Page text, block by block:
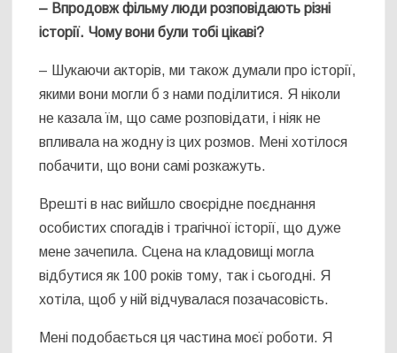
– Впродовж фільму люди розповідають різні
історії. Чому вони були тобі цікаві?
– Шукаючи акторів, ми також думали про історії,
якими вони могли б з нами поділитися. Я ніколи
не казала їм, що саме розповідати, і ніяк не
впливала на жодну із цих розмов. Мені хотілося
побачити, що вони самі розкажуть.
Врешті в нас вийшло своєрідне поєднання
особистих спогадів і трагічної історії, що дуже
мене зачепила. Сцена на кладовищі могла
відбутися як 100 років тому, так і сьогодні. Я
хотіла, щоб у ній відчувалася позачасовість.
Мені подобається ця частина моєї роботи. Я